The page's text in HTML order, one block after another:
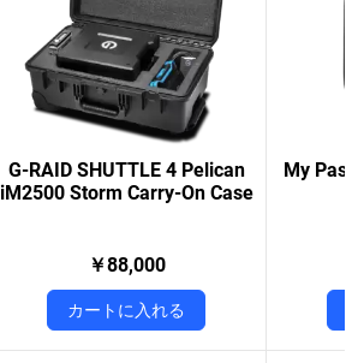
G-RAID SHUTTLE 4 Pelican
iM2500 Storm Carry-On Case
￥88,000
カートに入れる
My